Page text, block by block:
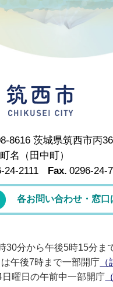
8616 茨城県筑西市丙
名（田中町）
24-2111 Fax. 0296-24-
各お問い合わせ・窓口
30分から午後5時15分ま
午後7時まで一部開庁
曜日の午前中一部開庁